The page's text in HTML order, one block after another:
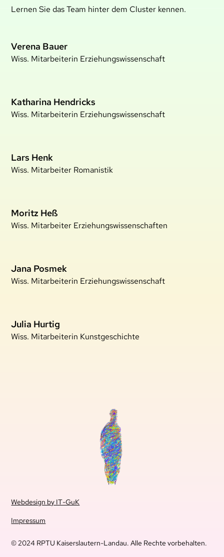
Lernen Sie das Team hinter dem Cluster kennen.
Verena Bauer
Wiss. Mitarbeiterin Erziehungswissenschaft
Katharina Hendricks
Wiss. Mitarbeiterin Erziehungswissenschaft
Lars Henk
Wiss. Mitarbeiter Romanistik
Moritz Heß
Wiss. Mitarbeiter Erziehungswissenschaften
Jana Posmek
Wiss. Mitarbeiterin Erziehungswissenschaft
Julia Hurtig
Wiss. Mitarbeiterin Kunstgeschichte
© 2024 RPTU Kaiserslautern-Landau. Alle Rechte vorbehalten.
Webdesign by IT-GuK
Impressum